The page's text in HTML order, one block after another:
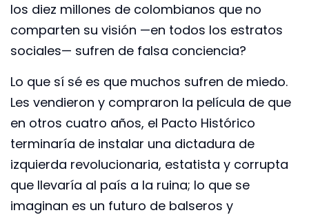
los diez millones de colombianos que no
comparten su visión —en todos los estratos
sociales— sufren de falsa conciencia?
Lo que sí sé es que muchos sufren de miedo.
Les vendieron y compraron la película de que
en otros cuatro años, el Pacto Histórico
terminaría de instalar una dictadura de
izquierda revolucionaria, estatista y corrupta
que llevaría al país a la ruina; lo que se
imaginan es un futuro de balseros y